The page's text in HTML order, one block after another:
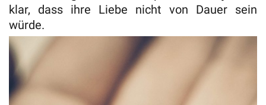
klar, dass ihre Liebe nicht von Dauer sein
würde.